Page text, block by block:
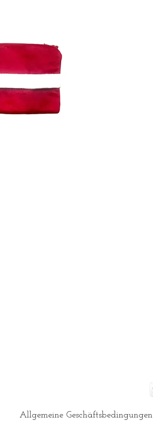
400 Umdrehungen pro Minute)
Allgemeine Geschäftsbedingungen